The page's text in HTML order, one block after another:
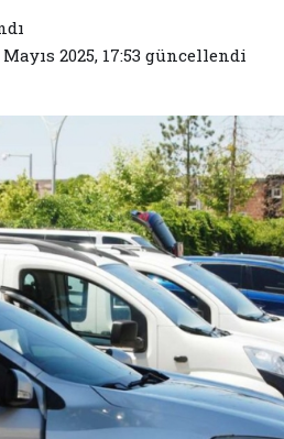
Mayıs 2025, 17:53 güncellendi